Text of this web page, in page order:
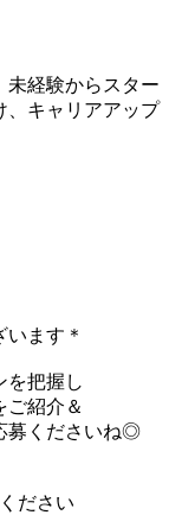
未経験からスター
、キャリアアップ
ます＊
を把握し
ご紹介＆
募くださいね◎
ださい